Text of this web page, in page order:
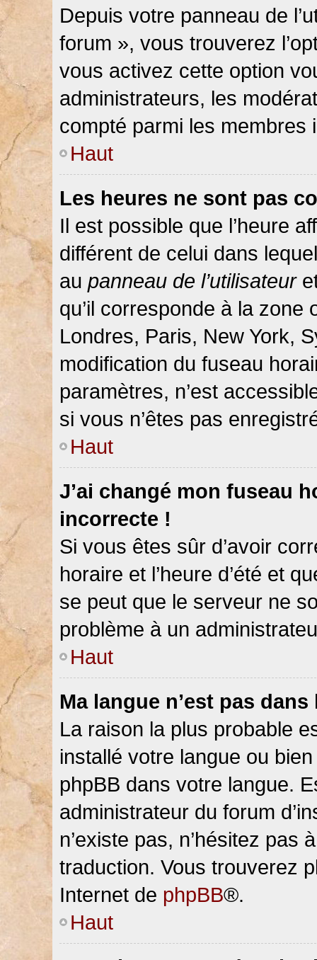
Depuis votre panneau de
forum », vous trouverez
vous activez cette option
administrateurs, les
compté parmi les membres
Haut
Les heures ne sont pas
Il est possible que l’heure
différent de celui dans
au panneau de l’utilisateur
qu’il corresponde à la
Londres, Paris, New York,
modification du fuseau
paramètres, n’est
si vous n’êtes pas
Haut
J’ai changé mon fuseau
incorrecte !
Si vous êtes sûr d’avoir
horaire et l’heure d’été et
se peut que le serveur ne
problème à un
Haut
Ma langue n’est pas
La raison la plus probable
installé votre langue ou
phpBB dans votre langue.
administrateur du forum
n’existe pas, n’hésitez pas
traduction. Vous trouverez
Internet de phpBB®.
Haut